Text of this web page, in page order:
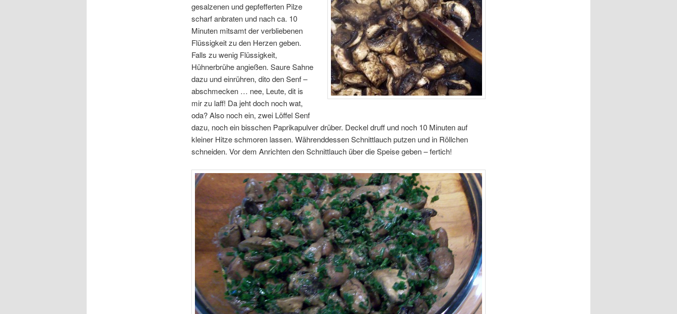
gesalzenen und gepfefferten Pilze
scharf anbraten und nach ca. 10
Minuten mitsamt der verbliebenen
Flüssigkeit zu den Herzen geben.
Falls zu wenig Flüssigkeit,
Hühnerbrühe angießen. Saure Sahne
dazu und einrühren, dito den Senf –
abschmecken … nee, Leute, dit is
mir zu laff! Da jeht doch noch wat,
oda? Also noch ein, zwei Löffel Senf
dazu, noch ein bisschen Paprikapulver drüber. Deckel druff und noch 10 Minuten auf
kleiner Hitze schmoren lassen. Währenddessen Schnittlauch putzen und in Röllchen
schneiden. Vor dem Anrichten den Schnittlauch über die Speise geben – fertich!